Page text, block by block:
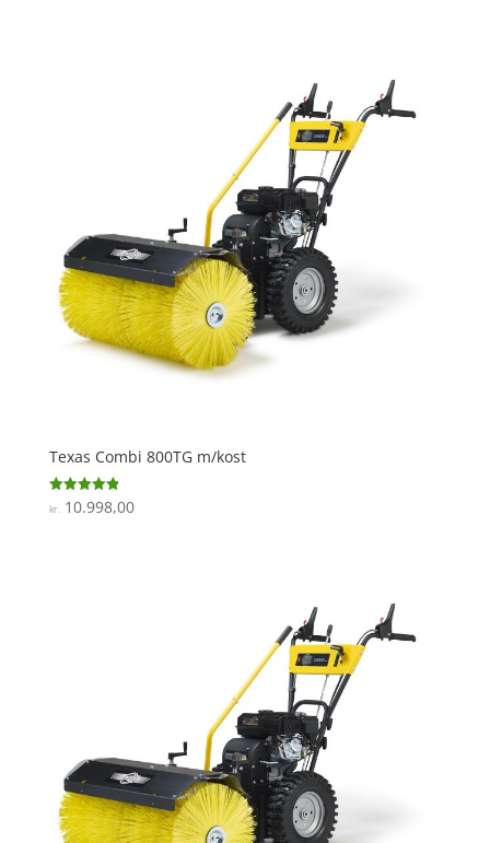
Texas Combi 800TG m/kost
Vurderet
4.9
kr. 10.998,00